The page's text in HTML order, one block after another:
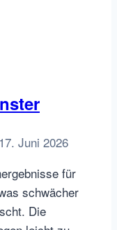
17. Juni 2026
für
schwächer
Die